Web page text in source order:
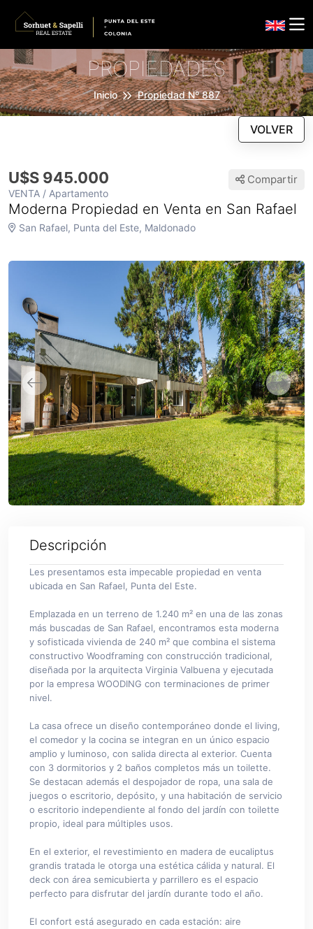
PROPIEDADES
Inicio Propiedad Nº 887
VOLVER
Moderna Propiedad en Venta en San Rafael
San Rafael, Punta del Este, Maldonado
U$S 945.000
VENTA / Apartamento
Compartir
Descripción
Les presentamos esta impecable propiedad en venta
ubicada en San Rafael, Punta del Este.
Emplazada en un terreno de 1.240 m² en una de las zonas
más buscadas de San Rafael, encontramos esta moderna
y sofisticada vivienda de 240 m² que combina el sistema
constructivo Woodframing con construcción tradicional,
diseñada por la arquitecta Virginia Valbuena y ejecutada
por la empresa WOODING con terminaciones de primer
nivel.
La casa ofrece un diseño contemporáneo donde el living,
el comedor y la cocina se integran en un único espacio
amplio y luminoso, con salida directa al exterior. Cuenta
con 3 dormitorios y 2 baños completos más un toilette.
Se destacan además el despojador de ropa, una sala de
juegos o escritorio, depósito, y una habitación de servicio
o escritorio independiente al fondo del jardín con toilette
propio, ideal para múltiples usos.
En el exterior, el revestimiento en madera de eucaliptus
grandis tratada le otorga una estética cálida y natural. El
deck con área semicubierta y parrillero es el espacio
perfecto para disfrutar del jardín durante todo el año.
El confort está asegurado en cada estación: aire